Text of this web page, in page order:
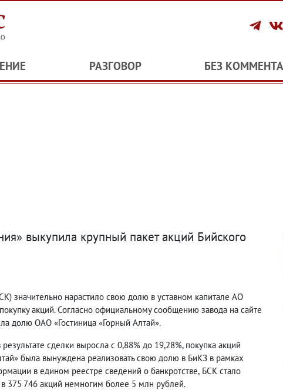
РАЗГОВОР БЕЗ
выкупила крупный пакет акций Бийского
значительно нарастило свою долю в уставном капитале АО
акций. Согласно официальному сообщению завода на сайте
долю ОАО «Гостиница «Горный Алтай».
сделки выросла с 0,88% до 19,28%, покупка акций
была вынуждена реализовать свою долю в БиКЗ в рамках
в едином реестре сведений о банкротстве, БСК стало
375 746 акций немногим более 5 млн рублей.